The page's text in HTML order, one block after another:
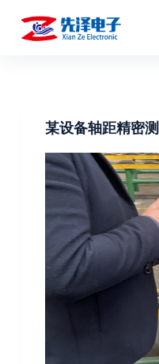
跳
过
某设备轴距精密